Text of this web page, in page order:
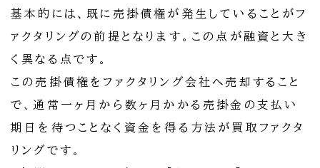
基本的には、既に売掛債権が発生していることがフ
ァクタリングの前提となります。この点が融資と大き
く異なる点です。
この売掛債権をファクタリング会社へ売却すること
で、通常一ヶ月から数ヶ月かかる売掛金の支払い
期日を待つことなく資金を得る方法が買取ファクタ
リングです。